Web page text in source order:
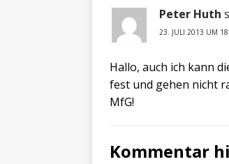
Peter Huth
23. JULI 2013 UM
Hallo, auch ich kann
fest und gehen nicht
MfG!
Kommentar